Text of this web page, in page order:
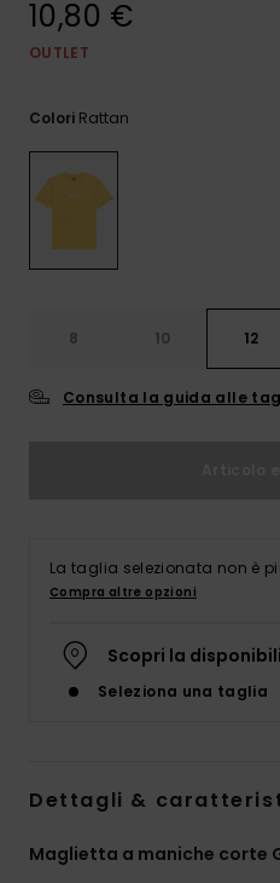
10,80 €
OUTLET
Colori Rattan
8 10 12
Consulta la guida alle
La taglia selezionata non è
Compra altre opzioni
Scopri la
Seleziona una taglia
Dettagli &
Maglietta a maniche corte